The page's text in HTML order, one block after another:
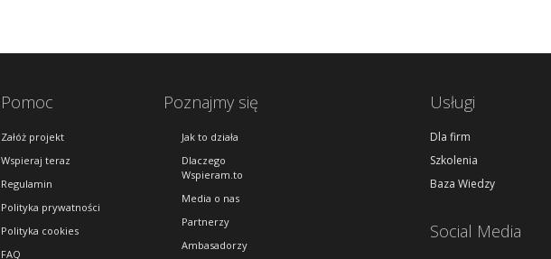
Pomoc
Załóż projekt
Wspieraj teraz
Regulamin
Polityka prywatności
Polityka cookies
FAQ
Poznajmy się
Jak to działa
Dlaczego
Wspieram.to
Media o nas
Partnerzy
Ambasadorzy
Usługi
Dla firm
Szkolenia
Baza Wiedzy
Social Media